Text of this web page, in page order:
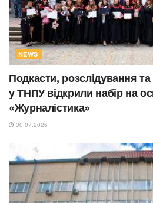
NEWS
Подкасти, розслідування
у ТНПУ відкрили набір на
«Журналістика»
30.07.2026